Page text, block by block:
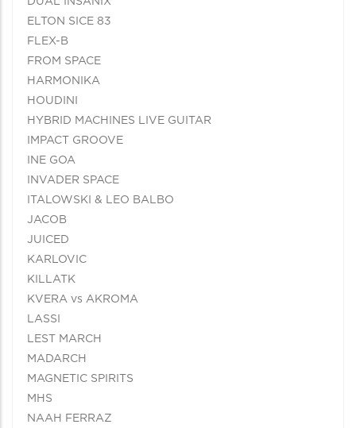
ELTON SICE 83
FLEX-B
FROM SPACE
HARMONIKA
HOUDINI
HYBRID MACHINES LIVE GUITAR
IMPACT GROOVE
INE GOA
INVADER SPACE
ITALOWSKI & LEO BALBO
JACOB
JUICED
KARLOVIC
KILLATK
KVERA vs AKROMA
LASSI
LEST MARCH
MADARCH
MAGNETIC SPIRITS
MHS
NAAH FERRAZ